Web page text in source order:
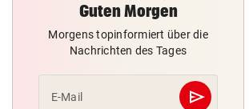
Guten Morgen
Morgens topinformiert über die
Nachrichten des Tages
E-Mail send
Abschicken